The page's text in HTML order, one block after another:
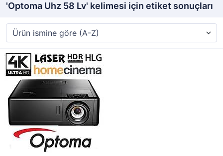
'Optoma Uhz 58 Lv' kelimesi için etiket sonuçları